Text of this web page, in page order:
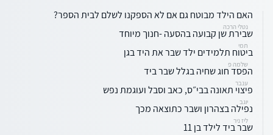
האם הילד מבוטח גם אם לא הספקנו לשלם לבית הספר?
נטלי הרכה
שבירת שן קבועה בהסעה -חנוך מיוחד
תמי
ביטוח תלמידים ילד שבר את היד בגן
שלמה פ
הפסד חוג שחיה בגלל שבר ביד
ענבר
פיצוי תאונה בבי״ס, כאב וסבל ועוגמת נפש
יוגב
נפילה בצהרון ושבר כתוצאה מכך
ליז ניר
שבר ביד לילד בן 11